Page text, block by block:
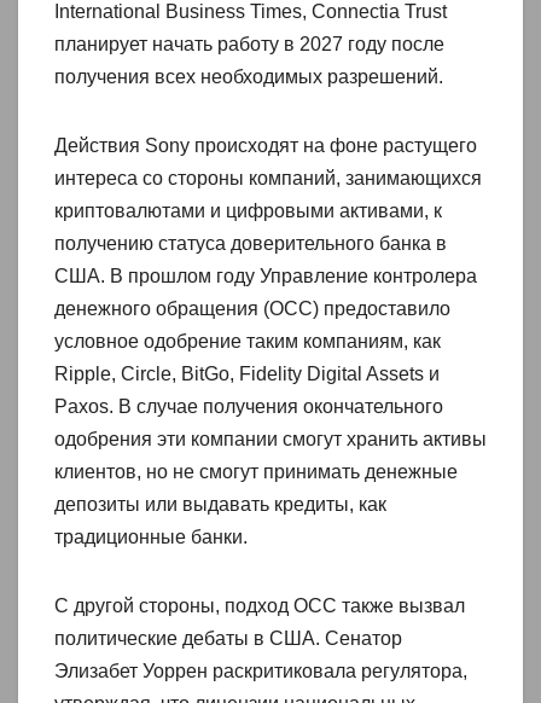
International Business Times, Connectia Trust
планирует начать работу в 2027 году после
получения всех необходимых разрешений.
Действия Sony происходят на фоне растущего
интереса со стороны компаний, занимающихся
криптовалютами и цифровыми активами, к
получению статуса доверительного банка в
США. В прошлом году Управление контролера
денежного обращения (OCC) предоставило
условное одобрение таким компаниям, как
Ripple, Circle, BitGo, Fidelity Digital Assets и
Paxos. В случае получения окончательного
одобрения эти компании смогут хранить активы
клиентов, но не смогут принимать денежные
депозиты или выдавать кредиты, как
традиционные банки.
С другой стороны, подход OCC также вызвал
политические дебаты в США. Сенатор
Элизабет Уоррен раскритиковала регулятора,